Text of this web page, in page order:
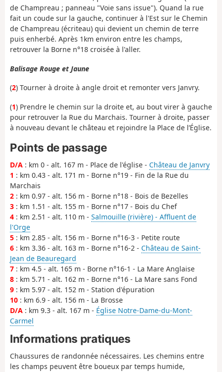
de Champreau ; panneau "Voie sans issue"). Quand la rue
fait un coude sur la gauche, continuer à l'Est sur le Chemin
de Champreau (écriteau) qui devient un chemin de terre
puis enherbé. Après 1km environ entre les champs,
retrouver la Borne n°18 croisée à l'aller.
Balisage Rouge et Jaune
(2) Tourner à droite à angle droit et remonter vers Janvry.
(1) Prendre le chemin sur la droite et, au bout virer à gauche
pour retrouver la Rue du Marchais. Tourner à droite, passer
à nouveau devant le château et rejoindre la Place de l’Église.
Points de passage
D/A : km 0 - alt. 167 m - Place de l'église - Château de Janvry
1 : km 0.43 - alt. 171 m - Borne n°19 - Fin de la Rue du
Marchais
2 : km 0.97 - alt. 156 m - Borne n°18 - Bois de Bezelles
3 : km 1.51 - alt. 155 m - Borne n°17 - Bois du Chef
4 : km 2.51 - alt. 110 m - Salmouille (rivière) - Affluent de
l'Orge
5 : km 2.85 - alt. 156 m - Borne n°16-3 - Petite route
6 : km 3.36 - alt. 163 m - Borne n°16-2 - Château de Saint-
Jean de Beauregard
7 : km 4.5 - alt. 165 m - Borne n°16-1 - La Mare Anglaise
8 : km 5.71 - alt. 162 m - Borne n°16 - La Mare sans Fond
9 : km 5.97 - alt. 152 m - Station d'épuration
10 : km 6.9 - alt. 156 m - La Brosse
D/A : km 9.3 - alt. 167 m - Église Notre-Dame-du-Mont-
Carmel
Informations pratiques
Chaussures de randonnée nécessaires. Les chemins entre
les champs peuvent être boueux par temps humide,